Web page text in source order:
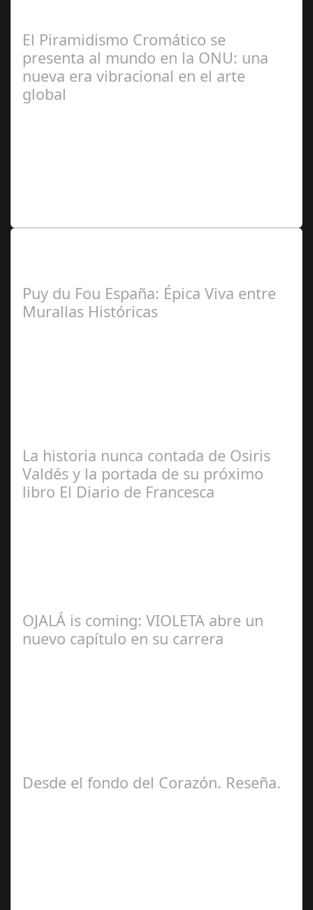
El Piramidismo Cromático se
presenta al mundo en la ONU: una
nueva era vibracional en el arte
global
Puy du Fou España: Épica Viva entre
Murallas Históricas
La historia nunca contada de Osiris
Valdés y la portada de su próximo
libro El Diario de Francesca
OJALÁ is coming: VIOLETA abre un
nuevo capítulo en su carrera
Desde el fondo del Corazón. Reseña.